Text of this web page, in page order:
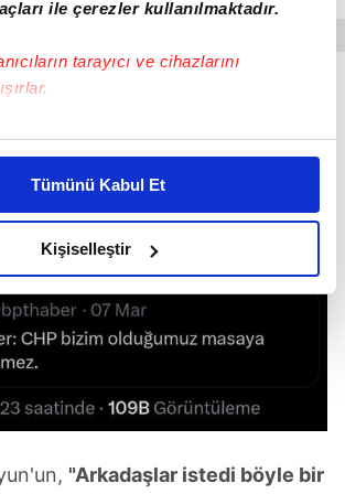
ile çerezler kullanılmaktadır.
tarayıcı ve cihazlarını
halinde sizlere özel
yaşatabiliriz. Bunu yaparken
daha iyi bir reklam deneyimi sunmak
en iyi içerikleri sunabilmek adına
gösterdiğimizi ve bu noktada,
karşılamak noktasında tek gelir
sizlere hatırlatmak isteriz.
bu çerezlere izin vermedikleri
hedefli reklamlar
hizmet sunabilmek için İnternet
Tümünü Kabul Et
Kişiselleştir
"Arkadaşlar istedi böyle bir